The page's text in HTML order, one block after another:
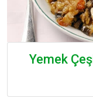
Yemek